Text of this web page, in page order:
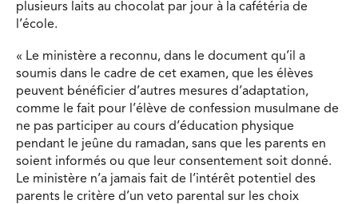
plusieurs laits au chocolat par jour à la cafétéria de
l’école.
« Le ministère a reconnu, dans le document qu’il a
soumis dans le cadre de cet examen, que les élèves
peuvent bénéficier d’autres mesures d’adaptation,
comme le fait pour l’élève de confession musulmane de
ne pas participer au cours d’éducation physique
pendant le jeûne du ramadan, sans que les parents en
soient informés ou que leur consentement soit donné.
Le ministère n’a jamais fait de l’intérêt potentiel des
parents le critère d’un veto parental sur les choix